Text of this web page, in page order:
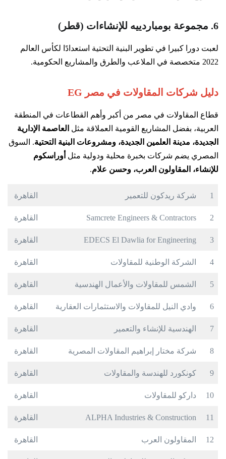
6. مجموعة بومباردييه للإنشاءات (قطر)
لعبت دورا كبيرا في تطوير البنية التحتية استعدادًا لكأس العالم
2022 متخصصة في الملاعب والطرق والمشاريع الحكومية.
دليل شركات المقاولات في مصر EG
قطاع المقاولات في مصر من أكبر وأهم القطاعات في المنطقة
العربية، بفضل المشاريع القومية العملاقة مثل العاصمة الإدارية
الجديدة، مدينة العلمين الجديدة، ومشروعات البنية التحتية. السوق
المصري يضم شركات بخبرة محلية ودولية مثل أوراسكوم
للإنشاء، المقاولون العرب، وحسن علام.
1 شركة ريدكون للتعمير القاهرة
2
Samcrete Engineers & Contractors القاهرة
3
EDECS El Dawlia for Engineering القاهرة
4 الشركة الوطنية للمقاولات القاهرة
5 الشمس للمقاولات والأعمال الهندسية القاهرة
6 وادي النيل للمقاولات والاستثمارات العقارية القاهرة
7 الهندسية للإنشاء والتعمير القاهرة
8 شركة مختار إبراهيم المقاولات المصرية القاهرة
9 كونكورد للهندسة والمقاولات القاهرة
10 داركو للمقاولات القاهرة
11
ALPHA Industries & Construction القاهرة
12 المقاولون العرب القاهرة